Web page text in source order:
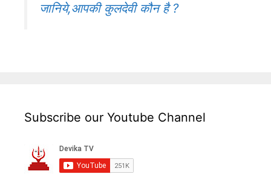
जानिये,आपकी कुलदेवी कौन है ?
Subscribe our Youtube Channel